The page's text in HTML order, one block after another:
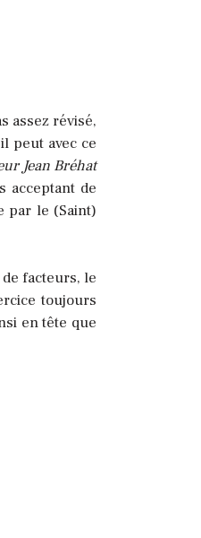
assez révisé,
peut avec ce
Jean Bréhat
acceptant de
par le (Saint)
facteurs, le
toujours
en tête que